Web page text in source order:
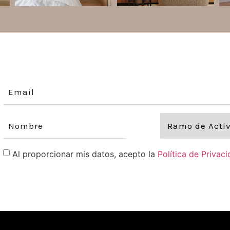
Al proporcionar mis datos, acepto la Política de